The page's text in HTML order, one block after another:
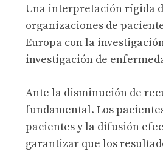
Una interpretación rígida
organizaciones de
Europa con la
investigación de
Ante la disminución de
fundamental. Los
pacientes y la difusión
garantizar que los